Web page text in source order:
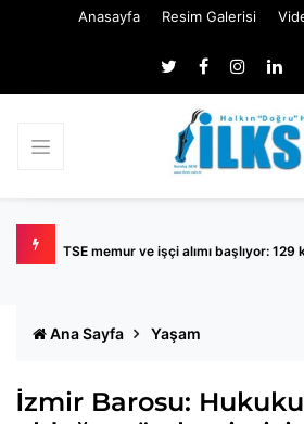
Anasayfa Resim Galerisi
TSE memur ve işçi alımı başlıyor: 129
Ana Sayfa Yaşam
İzmir Barosu: